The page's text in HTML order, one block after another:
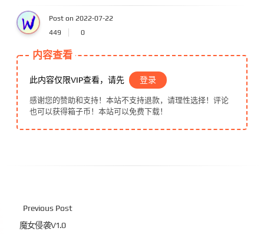
Post on 2022-07-22
449
0
内容查看
此内容仅限VIP查看，请先 登录
感谢您的赞助和支持！本站不支持退款，请理性选择！评论
也可以获得箱子币！本站可以免费下载！
Previous Post
魔女侵袭V1.0